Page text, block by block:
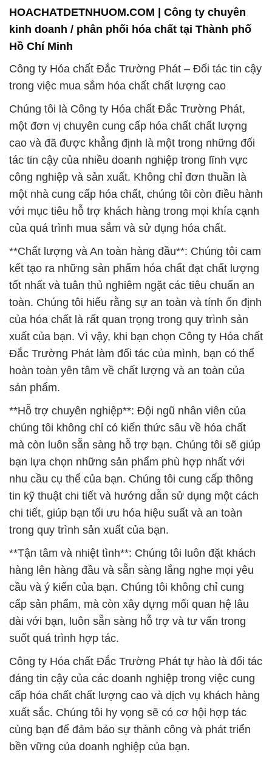
HOACHATDETNHUOM.COM | Công ty chuyên
kinh doanh / phân phối hóa chất tại Thành phố
Hồ Chí Minh
Công ty Hóa chất Đắc Trường Phát – Đối tác tin cậy
trong việc mua sắm hóa chất chất lượng cao
Chúng tôi là Công ty Hóa chất Đắc Trường Phát,
một đơn vị chuyên cung cấp hóa chất chất lượng
cao và đã được khẳng định là một trong những đối
tác tin cậy của nhiều doanh nghiệp trong lĩnh vực
công nghiệp và sản xuất. Không chỉ đơn thuần là
một nhà cung cấp hóa chất, chúng tôi còn điều hành
với mục tiêu hỗ trợ khách hàng trong mọi khía cạnh
của quá trình mua sắm và sử dụng hóa chất.
**Chất lượng và An toàn hàng đầu**: Chúng tôi cam
kết tạo ra những sản phẩm hóa chất đạt chất lượng
tốt nhất và tuân thủ nghiêm ngặt các tiêu chuẩn an
toàn. Chúng tôi hiểu rằng sự an toàn và tính ổn định
của hóa chất là rất quan trọng trong quy trình sản
xuất của bạn. Vì vậy, khi bạn chọn Công ty Hóa chất
Đắc Trường Phát làm đối tác của mình, bạn có thể
hoàn toàn yên tâm về chất lượng và an toàn của
sản phẩm.
**Hỗ trợ chuyên nghiệp**: Đội ngũ nhân viên của
chúng tôi không chỉ có kiến thức sâu về hóa chất
mà còn luôn sẵn sàng hỗ trợ bạn. Chúng tôi sẽ giúp
bạn lựa chọn những sản phẩm phù hợp nhất với
nhu cầu cụ thể của bạn. Chúng tôi cung cấp thông
tin kỹ thuật chi tiết và hướng dẫn sử dụng một cách
chi tiết, giúp bạn tối ưu hóa hiệu suất và an toàn
trong quy trình sản xuất của bạn.
**Tận tâm và nhiệt tình**: Chúng tôi luôn đặt khách
hàng lên hàng đầu và sẵn sàng lắng nghe mọi yêu
cầu và ý kiến của bạn. Chúng tôi không chỉ cung
cấp sản phẩm, mà còn xây dựng mối quan hệ lâu
dài với bạn, luôn sẵn sàng hỗ trợ và tư vấn trong
suốt quá trình hợp tác.
Công ty Hóa chất Đắc Trường Phát tự hào là đối tác
đáng tin cậy của các doanh nghiệp trong việc cung
cấp hóa chất chất lượng cao và dịch vụ khách hàng
xuất sắc. Chúng tôi hy vọng sẽ có cơ hội hợp tác
cùng bạn để đảm bảo sự thành công và phát triển
bền vững của doanh nghiệp của bạn.